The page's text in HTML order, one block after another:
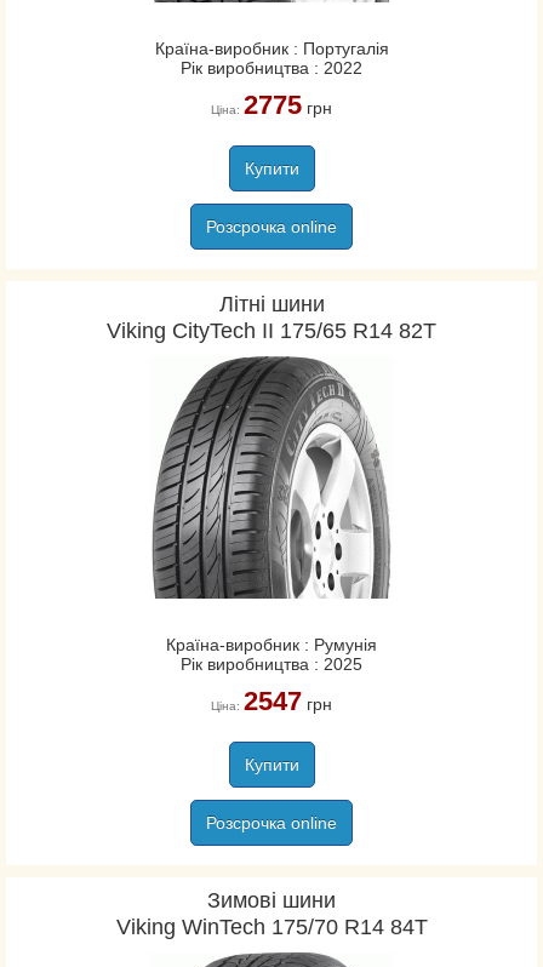
Країна-виробник : Португалія
Рік виробництва : 2022
Ціна: 2775грн
Купити
Розсрочка online
Літні шини
Viking CityTech II 175/65 R14 82T
Країна-виробник : Румунія
Рік виробництва : 2025
Ціна: 2547грн
Купити
Розсрочка online
Зимові шини
Viking WinTech 175/70 R14 84T